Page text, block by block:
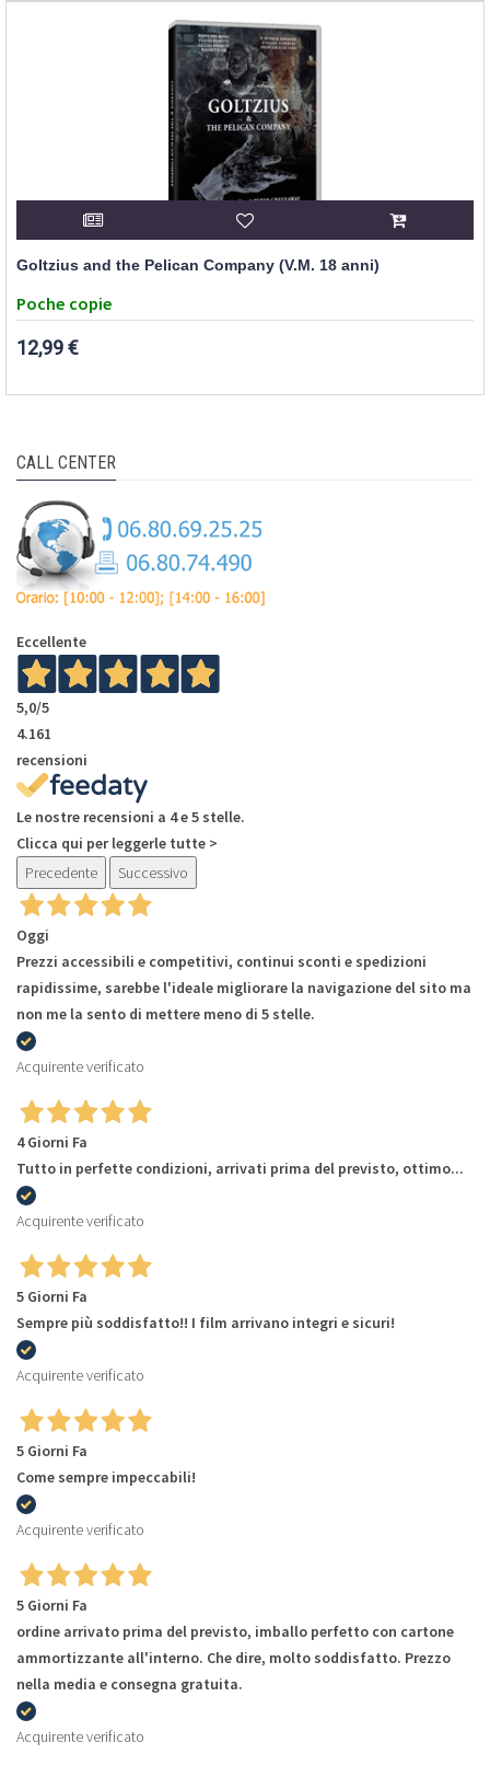
Goltzius and the Pelican Company (V.M. 18 anni)
Poche copie
12,99 €
CALL CENTER
Eccellente
5,0/5
4.161
recensioni
Le nostre recensioni a 4 e 5 stelle.
Clicca qui per leggerle tutte >
Precedente
Successivo
Oggi
Prezzi accessibili e competitivi, continui sconti e spedizioni
rapidissime, sarebbe l'ideale migliorare la navigazione del sito ma
non me la sento di mettere meno di 5 stelle.
Acquirente verificato
4 Giorni Fa
Tutto in perfette condizioni, arrivati prima del previsto, ottimo...
Acquirente verificato
5 Giorni Fa
Sempre più soddisfatto!! I film arrivano integri e sicuri!
Acquirente verificato
5 Giorni Fa
Come sempre impeccabili!
Acquirente verificato
5 Giorni Fa
ordine arrivato prima del previsto, imballo perfetto con cartone
ammortizzante all'interno. Che dire, molto soddisfatto. Prezzo
nella media e consegna gratuita.
Acquirente verificato